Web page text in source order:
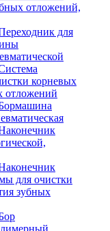
отложений,
для
корневых
отложений
для очистки
зубных